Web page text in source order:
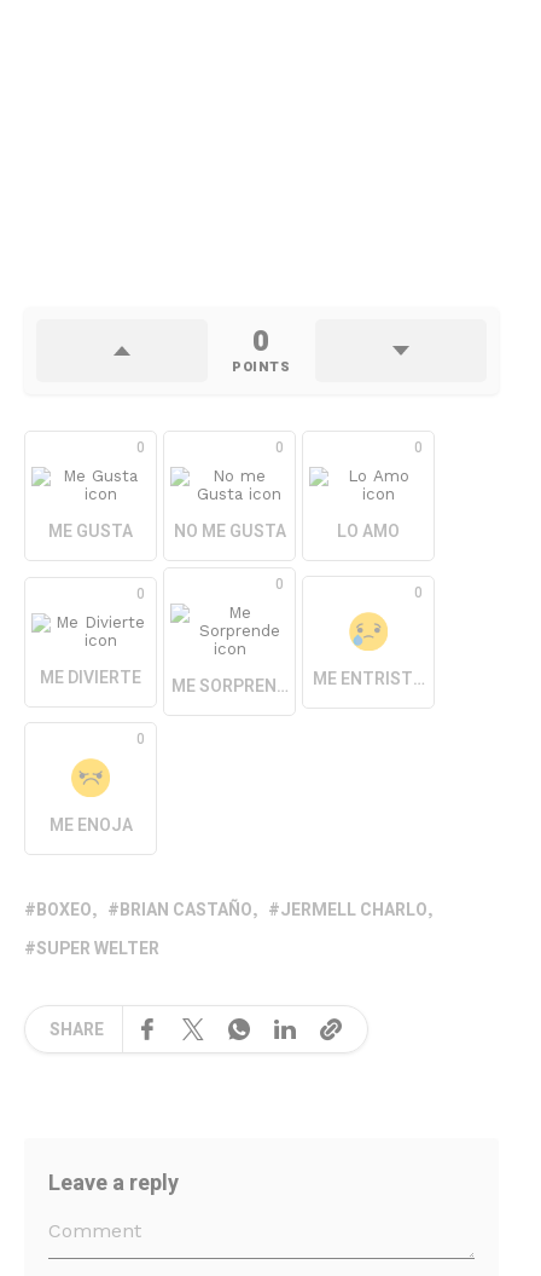
0
POINTS
0
ME GUSTA
0
NO ME GUSTA
0
LO AMO
0
ME DIVIERTE
0
ME SORPRENDE
0
ME ENTRISTECE
0
ME ENOJA
BOXEO BRIAN CASTAÑO
JERMELL CHARLO
SUPER WELTER
SHARE
Leave a reply